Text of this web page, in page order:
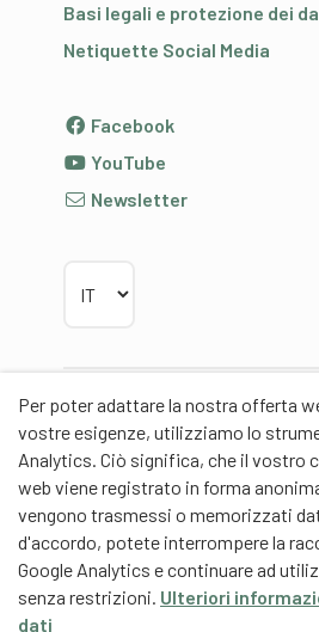
Per poter adattare la nostra offerta
vostre esigenze, utilizziamo lo
Analytics. Ciò significa, che il vostro
web viene registrato in forma
vengono trasmessi o memorizzati
d'accordo, potete interrompere la
Google Analytics e continuare ad
senza restrizioni. Ulteriori
dati
Basi legali e protezione dei
Netiquette Social Media
Facebook
YouTube
Newsletter
Partner
Partner di contenuti
Scuola universitaria